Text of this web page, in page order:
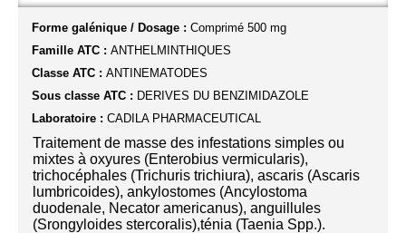
Forme galénique / Dosage : Comprimé 500 mg
Famille ATC : ANTHELMINTHIQUES
Classe ATC : ANTINEMATODES
Sous classe ATC : DERIVES DU BENZIMIDAZOLE
Laboratoire : CADILA PHARMACEUTICAL
Traitement de masse des infestations simples ou
mixtes à oxyures (Enterobius vermicularis),
trichocéphales (Trichuris trichiura), ascaris (Ascaris
lumbricoides), ankylostomes (Ancylostoma
duodenale, Necator americanus), anguillules
(Srongyloides stercoralis),ténia (Taenia Spp.).